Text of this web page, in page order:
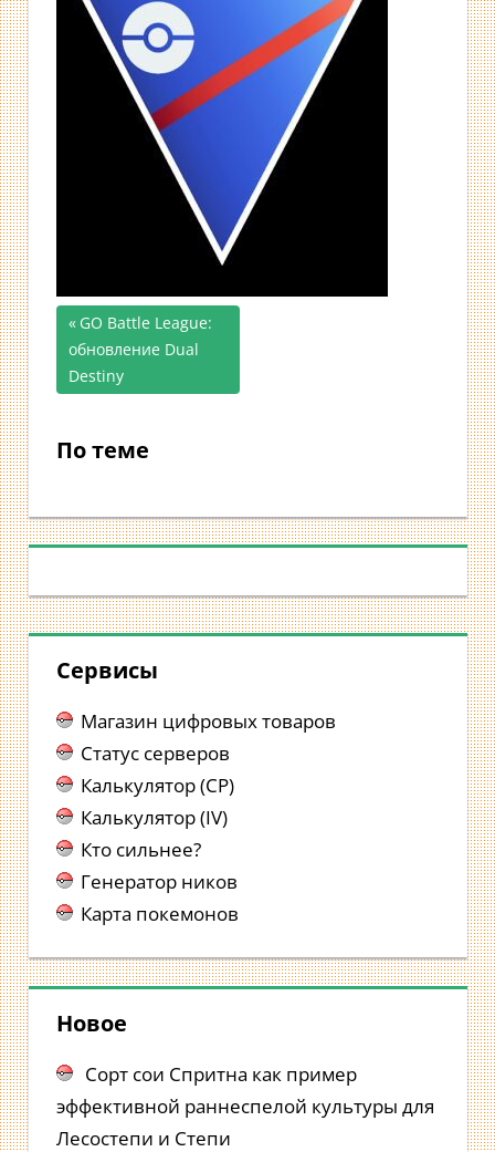
Навигация
по
записям
Предыдущая
запись;
GO Battle League:
обновление Dual
Destiny
По теме
Сервисы
Магазин цифровых товаров
Статус серверов
Калькулятор (CP)
Калькулятор (IV)
Кто сильнее?
Генератор ников
Карта покемонов
Новое
Сорт сои Спритна как пример
эффективной раннеспелой культуры для
Лесостепи и Степи